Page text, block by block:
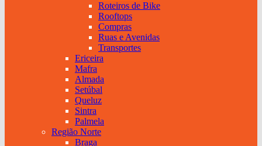
Roteiros de Bike
Rooftops
Compras
Ruas e Avenidas
Transportes
Ericeira
Mafra
Almada
Setúbal
Queluz
Sintra
Palmela
Região Norte
Braga